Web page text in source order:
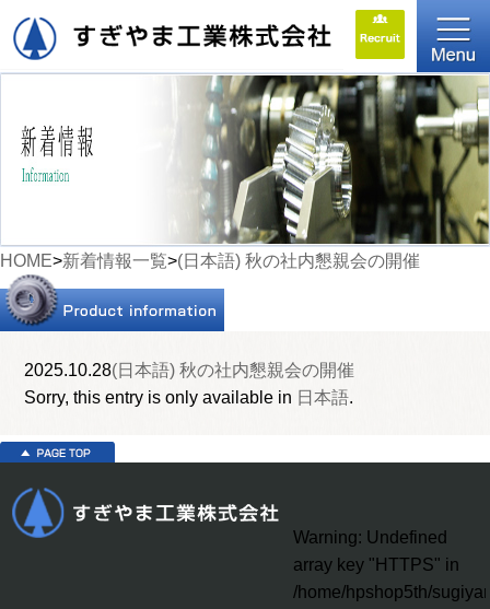
HOME>新着情報一覧>(日本語) 秋の社内懇親会の開催
2025.10.28(日本語) 秋の社内懇親会の開催
Sorry, this entry is only available in 日本語.
Warning: Undefined
array key "HTTPS" in
/home/hpshop5th/